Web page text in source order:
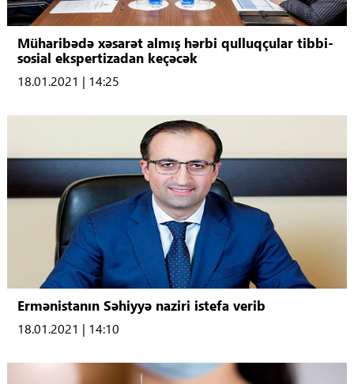
Müharibədə xəsarət almış hərbi qulluqçular tibbi-
sosial ekspertizadan keçəcək
18.01.2021 | 14:25
Ermənistanın Səhiyyə naziri istefa verib
18.01.2021 | 14:10